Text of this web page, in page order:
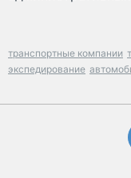
транспортные компании
экспедирование